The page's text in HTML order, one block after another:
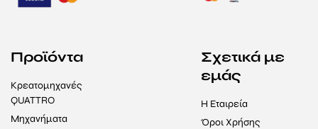
Προϊόντα
Κρεατομηχανές
QUATTRO
Μηχανήματα
Σχετικά με
εμάς
Η Εταιρεία
Όροι Χρήσης